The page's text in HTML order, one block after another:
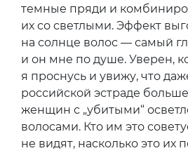
темные пряди и
их со светлыми. Эффект
на солнце волос — самый
и он мне по душе. Уверен,
я проснусь и увижу, что
российской эстраде
женщин с „убитыми“
волосами. Кто им это
не видят, насколько это их